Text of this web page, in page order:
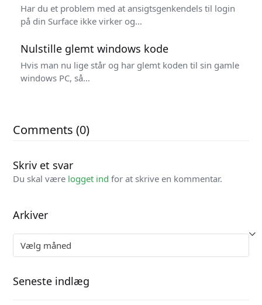
Har du et problem med at ansigtsgenkendels til login
på din Surface ikke virker og…
Nulstille glemt windows kode
Hvis man nu lige står og har glemt koden til sin gamle
windows PC, så…
Comments (0)
Skriv et svar
Du skal være logget ind for at skrive en kommentar.
Arkiver
Arkiver
Seneste indlæg